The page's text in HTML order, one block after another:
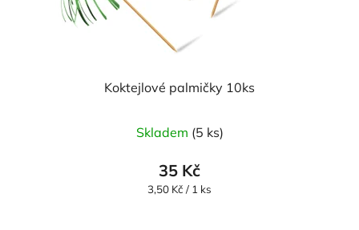
Koktejlové palmičky 10ks
Skladem (5 ks)
35 Kč
Měrná
3,50 Kč / 1 ks